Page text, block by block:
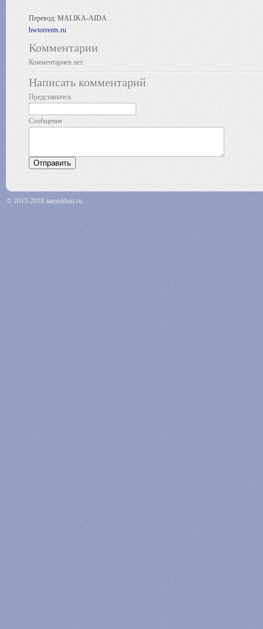
Перевод: MALIKA-AIDA
bwtorrents.ru
Комментарии
Комментариев нет.
Написать комментарий
Представьтесь
Сообщение
© 2013-2018 aamirkhan.ru